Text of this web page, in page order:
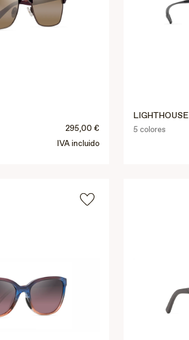
295,00 €
IVA incluido
LIGHTHOUSE
5 colores